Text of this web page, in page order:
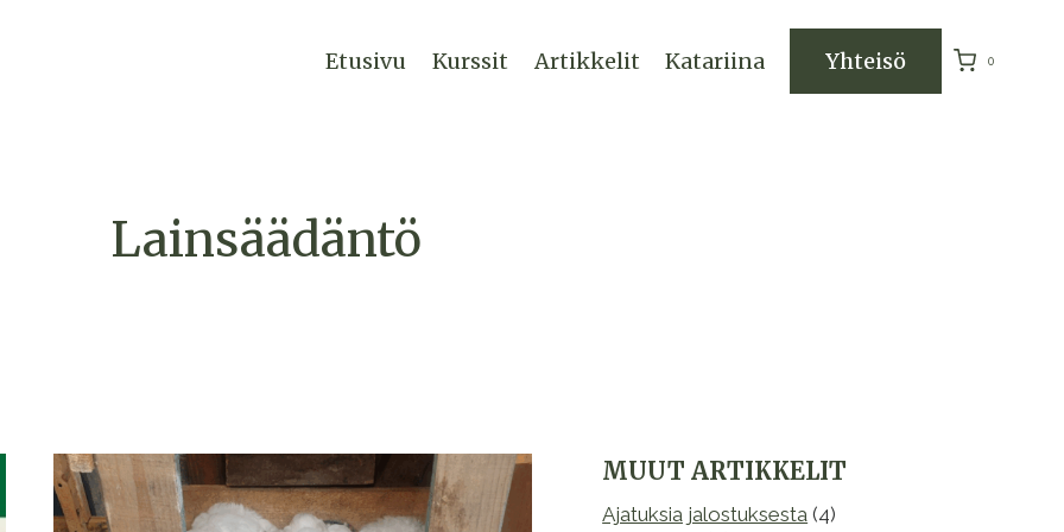
Etusivu Kurssit Artikkelit Katariina Yhteisö 0
Lainsäädäntö
MUUT ARTIKKELIT
Ajatuksia jalostuksesta (4)